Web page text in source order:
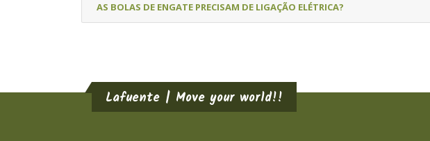
AS BOLAS DE ENGATE PRECISAM DE LIGAÇÃO ELÉTRICA?
Lafuente | Move your world!!